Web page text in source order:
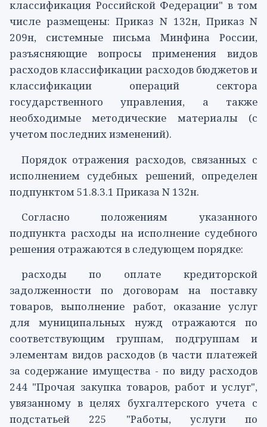
классификация Российской Федерации" в том
числе размещены:Приказ N 132н, ПриказN
209н, системные письма Минфина России,
разъясняющие вопросы применения видов
расходов классификации расходов бюджетов и
классификации операций сектора
государственного управления, а также
необходимые методические материалы (с
учетом последних изменений).
Порядок отражения расходов, связанных с
исполнением судебных решений, определен
подпунктом 51.8.3.1 Приказа N 132н.
Согласно положениям указанного
подпункта расходы на исполнение судебного
решения отражаются в следующем порядке:
расходы по оплате кредиторской
задолженности по договорам на поставку
товаров, выполнение работ, оказание услуг
для муниципальных нужд отражаются по
соответствующим группам, подгруппам и
элементам видов расходов (в части платежей
за содержание имущества - по виду расходов
244 "Прочая закупка товаров, работ и услуг",
увязанному в целях бухгалтерского учета с
подстатьей 225 "Работы, услуги по